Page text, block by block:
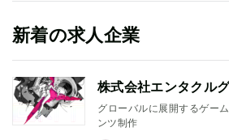
新着の求人企業
株式会社エンタクル
グローバルに展開するゲー
ンツ制作